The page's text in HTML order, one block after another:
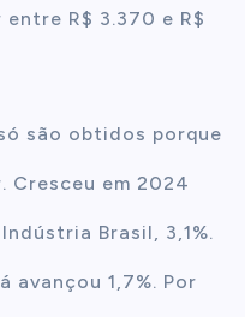
R$ 3.370 e R$
são obtidos porque
Cresceu em 2024
Brasil, 3,1%.
avançou 1,7%. Por